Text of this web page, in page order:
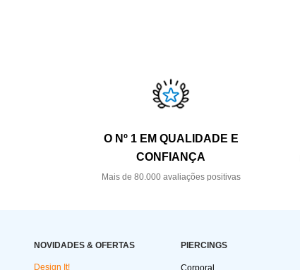
O Nº 1 EM QUALIDADE E
CONFIANÇA
Mais de 80.000 avaliações positivas
NOVIDADES & OFERTAS
Design It!
PIERCINGS
Corporal